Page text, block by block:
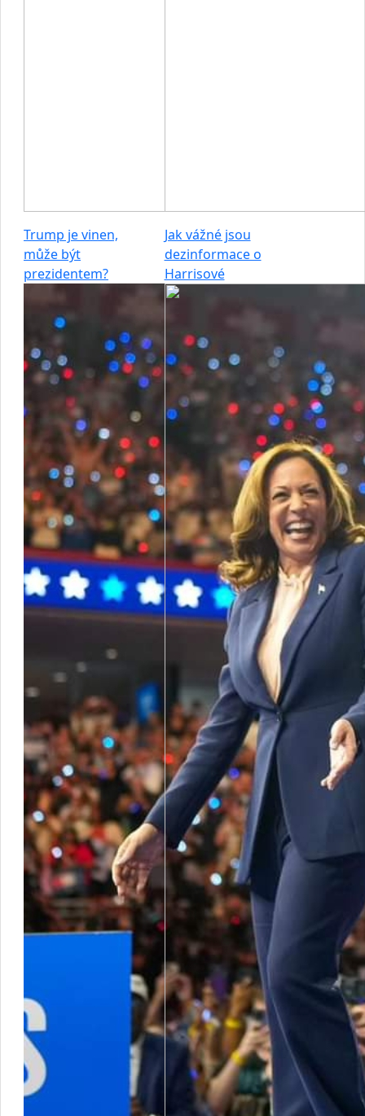
Trump je vinen,
může být
prezidentem?
Jak vážné jsou
dezinformace o
Harrisové